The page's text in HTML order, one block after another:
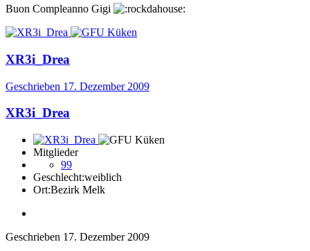
Buon Compleanno Gigi
XR3i_Drea
Geschrieben 17. Dezember 2009
XR3i_Drea
Mitglieder
99
Geschlecht:weiblich
Ort:Bezirk Melk
Geschrieben 17. Dezember 2009